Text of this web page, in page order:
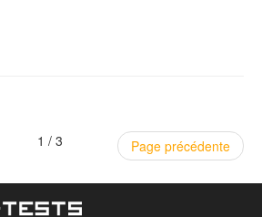
1 / 3 Page précédente